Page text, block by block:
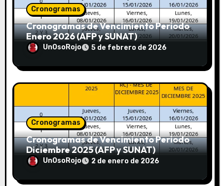
Cronogramas
Cronogramas de Vencimiento Periodo
Enero 2026 (AFP y SUNAT)
UnOsoRojo 5 de febrero de 2026
Cronogramas
Cronogramas de Vencimiento Periodo
Diciembre 2025 (AFP y SUNAT)
UnOsoRojo 2 de enero de 2026